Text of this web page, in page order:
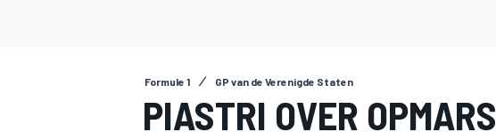
Formule 1 GP van de Verenigde Staten
PIASTRI OVER